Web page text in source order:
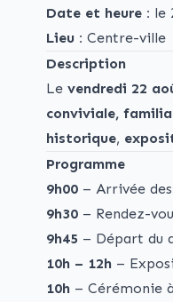
Date et heure : le
Lieu : Centre-ville
Description
Le vendredi 22
conviviale,
historique,
Programme
9h00 – Arrivée
9h30 – Rendez-
9h45 – Départ du
10h – 12h –
10h – Cérémonie